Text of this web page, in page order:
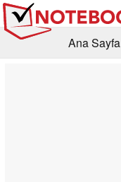
Ana Sayfa